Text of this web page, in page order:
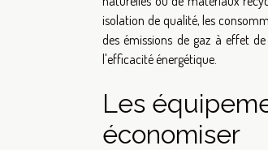
isolation de qualité, les
des émissions de gaz à effet
l'efficacité énergétique.
Les
économiser